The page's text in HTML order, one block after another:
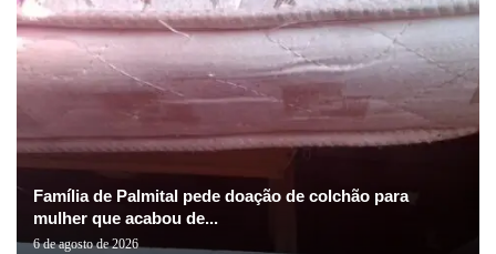
Família de Palmital pede doação de colchão para
mulher que acabou de...
6 de agosto de 2026